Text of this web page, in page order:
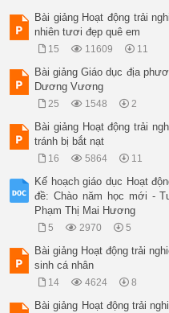
Bài giảng Hoạt động trải
nhiên tươi đẹp quê em
15 11609 11
Bài giảng Giáo dục địa
Dương Vương
25 1548 2
Bài giảng Hoạt động trải
tránh bị bắt nạt
16 5864 11
Kế hoạch giáo dục Hoạt
đề: Chào năm học mới -
Phạm Thị Mai Hương
5 2970 5
Bài giảng Hoạt động trải
sinh cá nhân
14 4624 8
Bài giảng Hoạt động trải